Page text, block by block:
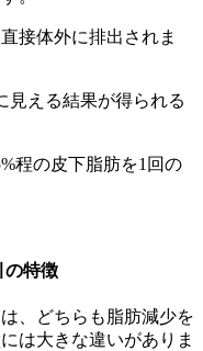
接体外に排出されま
見える結果が得られる
程の皮下脂肪を1回の
の特徴
、どちらも脂肪減少を
は大きな違いがありま